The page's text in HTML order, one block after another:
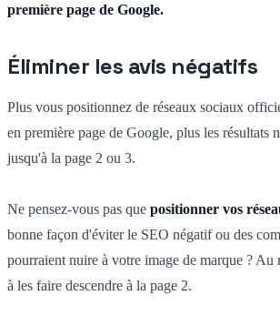
première page de Google.
Éliminer les avis négatifs
Plus vous positionnez de réseaux sociaux
en première page de Google, plus les résultats
jusqu'à la page 2 ou 3.
Ne pensez-vous pas que positionner vos
bonne façon d'éviter le SEO négatif ou des
pourraient nuire à votre image de marque ? Au
à les faire descendre à la page 2.